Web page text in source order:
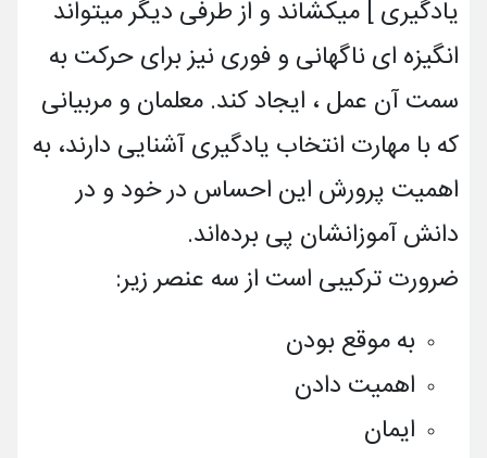
یادگیری ] میکشاند و از طرفی دیگر میتواند
انگیزه ای ناگهانی و فوری نیز برای حرکت به
سمت آن عمل ، ایجاد کند. معلمان و مربیانی
که با مهارت انتخاب یادگیری آشنایی دارند، به
اهمیت پرورش این احساس در خود و در
دانش آموزانشان پی برده‌اند.
ضرورت ترکیبی است از سه عنصر زیر:
به موقع بودن
اهمیت دادن
ایمان